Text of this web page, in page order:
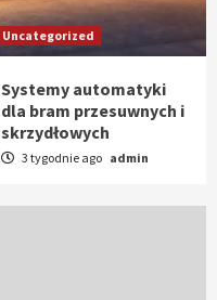
Uncategorized
Systemy automatyki
dla bram przesuwnych i
skrzydłowych
3 tygodnie ago admin